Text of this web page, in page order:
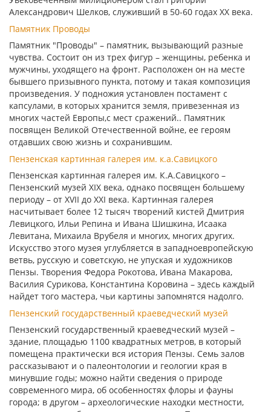
Александрович Шелков, служивший в 50-60 годах XX века.
Памятник Проводы
Памятник "Проводы" – памятник, вызывающий разные
чувства. Состоит он из трех фигур – женщины, ребенка и
мужчины, уходящего на фронт. Расположен он на месте
бывшего призывного пункта, потому и такая композиция
произведения. У подножия установлен постамент с
капсулами, в которых хранится земля, привезенная из
многих частей Европы,с мест сражений.. Памятник
посвящен Великой Отечественной войне, ее героям
отдавших свою жизнь и сохранившим.
Пензенская картинная галерея им. к.а.Савицкого
Пензенская картинная галерея им. К.А.Савицкого –
Пензенский музей XIX века, однако посвящен большему
периоду – от XVII до XXI века. Картинная галерея
насчитывает более 12 тысяч творений кистей Дмитрия
Левицкого, Ильи Репина и Ивана Шишкина, Исаака
Левитана, Михаила Врубеля и многих, многих других.
Искусство этого музея углубляется в западноевропейскую
ветвь, русскую и советскую, не упуская и художников
Пензы. Творения Федора Рокотова, Ивана Макарова,
Василия Сурикова, Константина Коровина – здесь каждый
найдет того мастера, чьи картины запомнятся надолго.
Пензенский государственный краеведческий музей
Пензенский государственный краеведческий музей –
здание, площадью 1100 квадратных метров, в который
помещена практически вся история Пензы. Семь залов
рассказывают и о палеонтологии и геологии края в
минувшие годы; можно найти сведения о природе
современного мира, об особенностях флоры и фауны
города; в другом – археологические находки местности,